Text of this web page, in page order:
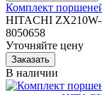
Комплект
HITACHI
8050658
Уточняйте цену
В наличии